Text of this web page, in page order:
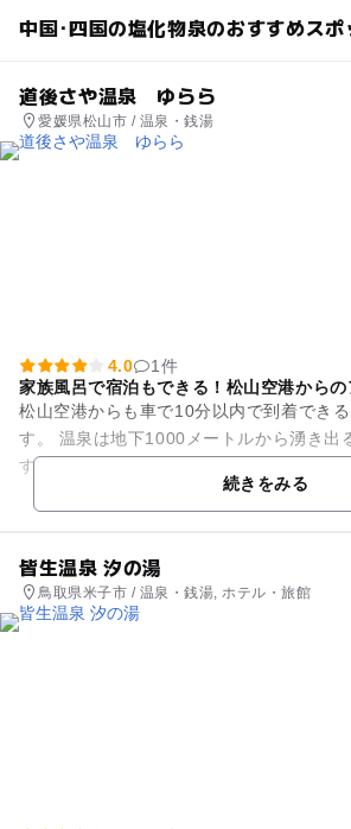
中国･四国の塩化物泉のおすすめスポ
道後さや温泉 ゆらら
愛媛県松山市 / 温泉・銭湯
4.0
1件
家族風呂で宿泊もできる！松山空港からの
松山空港からも車で10分以内で到着でき
す。 温泉は地下1000メートルから湧き出
す。 種類豊富な湯船でリラックスでき、
続きをみる
皆生温泉 汐の湯
鳥取県米子市 / 温泉・銭湯, ホテル・旅館